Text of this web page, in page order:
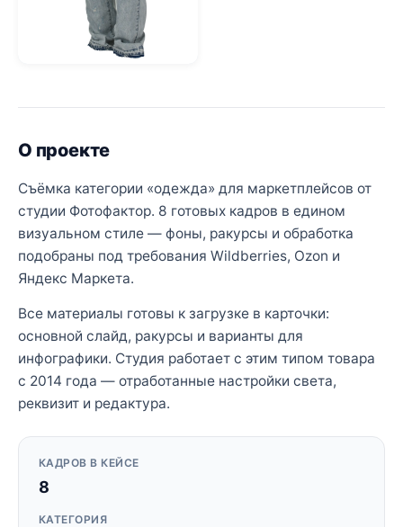
О проекте
Съёмка категории «одежда» для маркетплейсов от
студии Фотофактор. 8 готовых кадров в едином
визуальном стиле — фоны, ракурсы и обработка
подобраны под требования Wildberries, Ozon и
Яндекс Маркета.
Все материалы готовы к загрузке в карточки:
основной слайд, ракурсы и варианты для
инфографики. Студия работает с этим типом товара
с 2014 года — отработанные настройки света,
реквизит и редактура.
КАДРОВ В КЕЙСЕ
8
КАТЕГОРИЯ